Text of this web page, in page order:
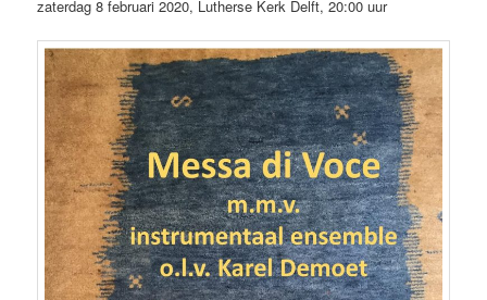
zaterdag 8 februari 2020, Lutherse Kerk Delft, 20:00 uur